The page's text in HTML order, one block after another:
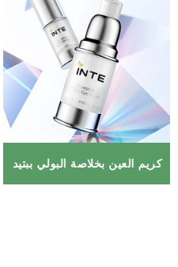
كريم العين بخلاصة البولي ببتيد